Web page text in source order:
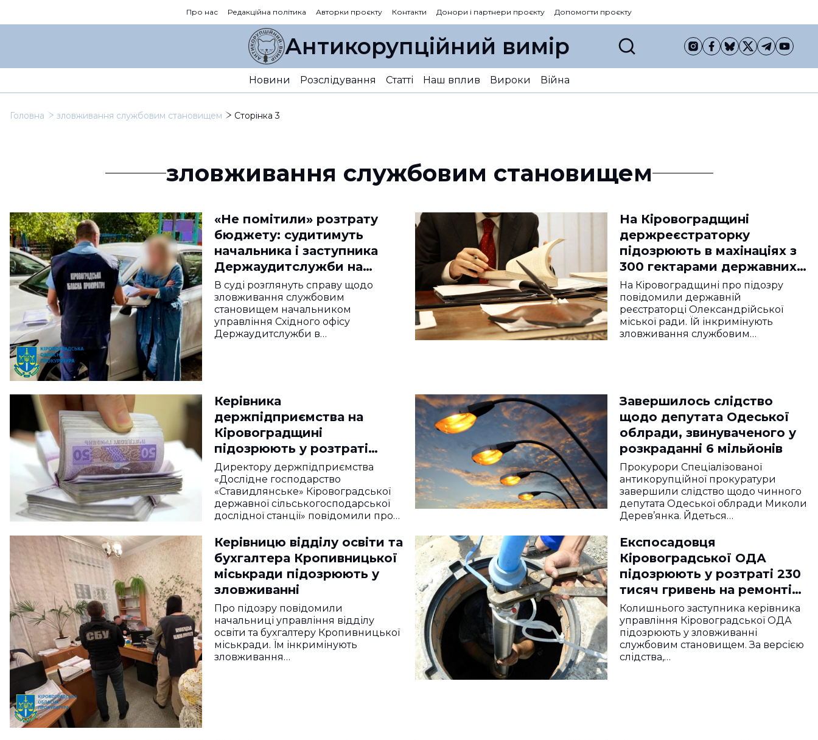
Про нас Редакційна політика Авторки проєкту Контакти Донори і партнери проєкту Допомогти проєкту
Антикорупційний вимір
Новини Розслідування Статті Наш вплив Вироки Війна
Головна зловживання службовим становищем Сторінка 3
зловживання службовим становищем
«Не помітили» розтрату
бюджету: судитимуть
начальника і заступника
Держаудитслужби на
Кіровоградщині
В суді розглянуть справу щодо
зловживання службовим
становищем начальником
управління Східного офісу
Держаудитслужби в…
На Кіровоградщині
держреєстраторку
підозрюють в махінаціях з
300 гектарами державних
земель
На Кіровоградщині про підозру
повідомили державній
реєстраторці Олександрійської
міської ради. Їй інкримінують
зловживання службовим…
Керівника
держпідприємства на
Кіровоградщині
підозрюють у розтраті
понад півтора мільйона
гривень
Директору держпідприємства
«Дослідне господарство
«Ставидлянське» Кіровоградської
державної сільськогосподарської
дослідної станції» повідомили про
Завершилось слідство
щодо депутата Одеської
облради, звинуваченого у
розкраданні 6 мільйонів
Прокурори Спеціалізованої
антикорупційної прокуратури
завершили слідство щодо чинного
депутата Одеської облради Миколи
Дерев’янка. Йдеться…
Керівницю відділу освіти та
бухгалтера Кропивницької
міськради підозрюють у
зловживанні
Про підозру повідомили
начальниці управління відділу
освіти та бухгалтеру Кропивницької
міськради. Їм інкримінують
зловживання…
Експосадовця
Кіровоградської ОДА
підозрюють у розтраті 230
тисяч гривень на ремонті
свердловини
Колишнього заступника керівника
управління Кіровоградської ОДА
підозрюють у зловживанні
службовим становищем. За версією
слідства,…